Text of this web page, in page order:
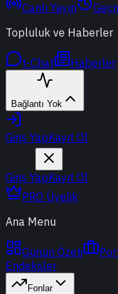
Canlı Yayın
Topluluk ve Haberler
t-Chat Haberler
Bağlantı Yok
Giriş YapKayıt Ol
Giriş YapKayıt Ol
PRO Üyelik
Ana Menu
Günün Özeti
Endeksler
Fonlar